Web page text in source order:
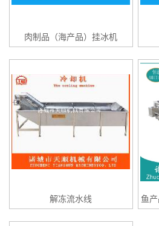
肉制品（海产品）挂冰机
解冻流水线
鱼